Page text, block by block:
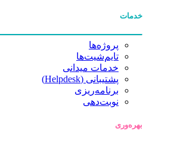
خدمات
پروژه‌ها
تایم‌شیت‌ها
خدمات میدانی
پشتیبانی (Helpdesk)
برنامه‌ریزی
نوبت‌دهی
بهره‌وری